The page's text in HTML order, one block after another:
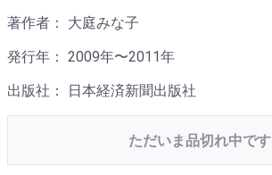
著作者： 大庭みな子
発行年： 2009年〜2011年
出版社： 日本経済新聞出版社
ただいま品切れ中です